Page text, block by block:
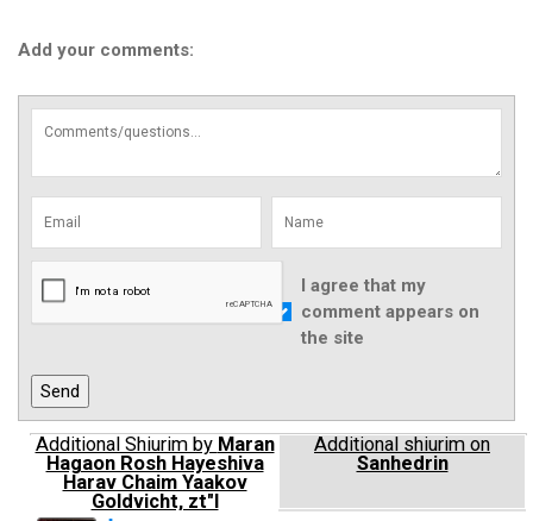
Add your comments:
I agree that my
comment appears on
the site
Additional Shiurim by Maran
Hagaon Rosh Hayeshiva
Harav Chaim Yaakov
Goldvicht, zt"l
Additional shiurim on
Sanhedrin